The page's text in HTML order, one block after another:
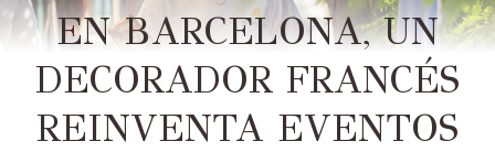
EN BARCELONA, ​​UN
DECORADOR FRANCÉS
REINVENTA EVENTOS